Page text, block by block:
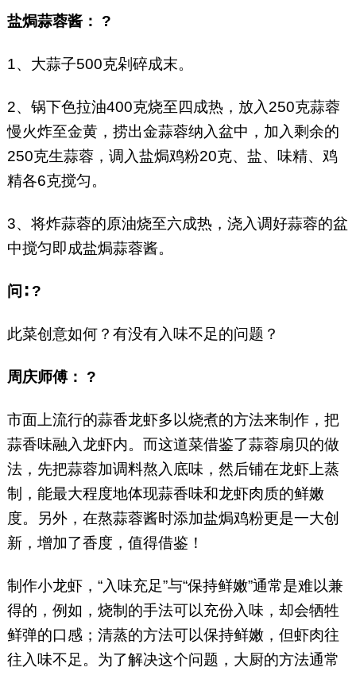
盐焗蒜蓉酱： ?
1、大蒜子500克剁碎成末。
2、锅下色拉油400克烧至四成热，放入250克蒜蓉
慢火炸至金黄，捞出金蒜蓉纳入盆中，加入剩余的
250克生蒜蓉，调入盐焗鸡粉20克、盐、味精、鸡
精各6克搅匀。
3、将炸蒜蓉的原油烧至六成热，浇入调好蒜蓉的盆
中搅匀即成盐焗蒜蓉酱。
问∶ ?
此菜创意如何？有没有入味不足的问题？
周庆师傅： ?
市面上流行的蒜香龙虾多以烧煮的方法来制作，把
蒜香味融入龙虾内。而这道菜借鉴了蒜蓉扇贝的做
法，先把蒜蓉加调料熬入底味，然后铺在龙虾上蒸
制，能最大程度地体现蒜香味和龙虾肉质的鲜嫩
度。另外，在熬蒜蓉酱时添加盐焗鸡粉更是一大创
新，增加了香度，值得借鉴！
制作小龙虾，“入味充足”与“保持鲜嫩”通常是难以兼
得的，例如，烧制的手法可以充份入味，却会牺牲
鲜弹的口感；清蒸的方法可以保持鲜嫩，但虾肉往
往入味不足。为了解决这个问题，大厨的方法通常